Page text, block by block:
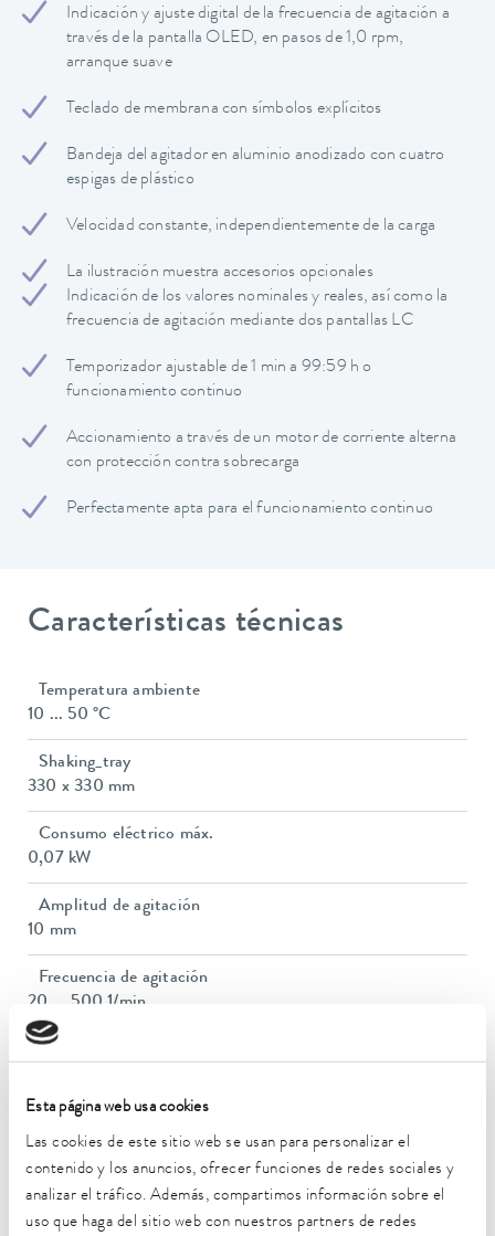
Esta página web usa cookies
Las cookies de este sitio web se usan para personalizar el
contenido y los anuncios, ofrecer funciones de redes sociales y
analizar el tráfico. Además, compartimos información sobre el
uso que haga del sitio web con nuestros partners de redes
Indicación y ajuste digital de la frecuencia de agitación a
través de la pantalla OLED, en pasos de 1,0 rpm,
arranque suave
Teclado de membrana con símbolos explícitos
Bandeja del agitador en aluminio anodizado con cuatro
espigas de plástico
Velocidad constante, independientemente de la carga
La ilustración muestra accesorios opcionales
Indicación de los valores nominales y reales, así como la
frecuencia de agitación mediante dos pantallas LC
Temporizador ajustable de 1 min a 99:59 h o
funcionamiento continuo
Accionamiento a través de un motor de corriente alterna
con protección contra sobrecarga
Perfectamente apta para el funcionamiento continuo
Características técnicas
Temperatura ambiente
10 ... 50 °C
Shaking_tray
330 x 330 mm
Consumo eléctrico máx.
0,07 kW
Amplitud de agitación
10 mm
Frecuencia de agitación
20 ... 500 1/min
Capacidad de carga máx.
Dimensiones (an x pr x al)
350 x 355 x 160 mm
Peso
11 kg